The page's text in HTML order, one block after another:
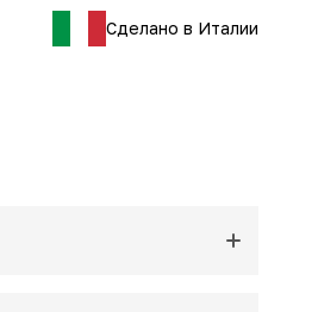
Сделано в Италии